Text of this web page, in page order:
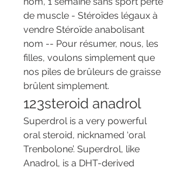
de muscle - Stéroïdes légaux à
vendre Stéroïde anabolisant
nom -- Pour résumer, nous, les
filles, voulons simplement que
nos piles de brûleurs de graisse
brûlent simplement.
123steroid anadrol
Superdrol is a very powerful
oral steroid, nicknamed ‘oral
Trenbolone’. Superdrol, like
Anadrol, is a DHT-derived